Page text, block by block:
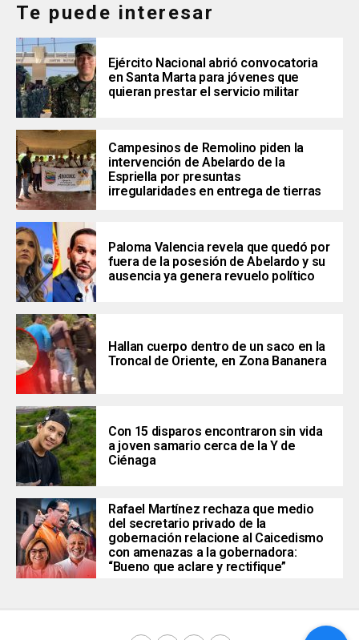
Te puede interesar
Ejército Nacional abrió convocatoria
en Santa Marta para jóvenes que
quieran prestar el servicio militar
Campesinos de Remolino piden la
intervención de Abelardo de la
Espriella por presuntas
irregularidades en entrega de tierras
Paloma Valencia revela que quedó por
fuera de la posesión de Abelardo y su
ausencia ya genera revuelo político
Hallan cuerpo dentro de un saco en la
Troncal de Oriente, en Zona Bananera
Con 15 disparos encontraron sin vida
a joven samario cerca de la Y de
Ciénaga
Rafael Martínez rechaza que medio
del secretario privado de la
gobernación relacione al Caicedismo
con amenazas a la gobernadora:
“Bueno que aclare y rectifique”